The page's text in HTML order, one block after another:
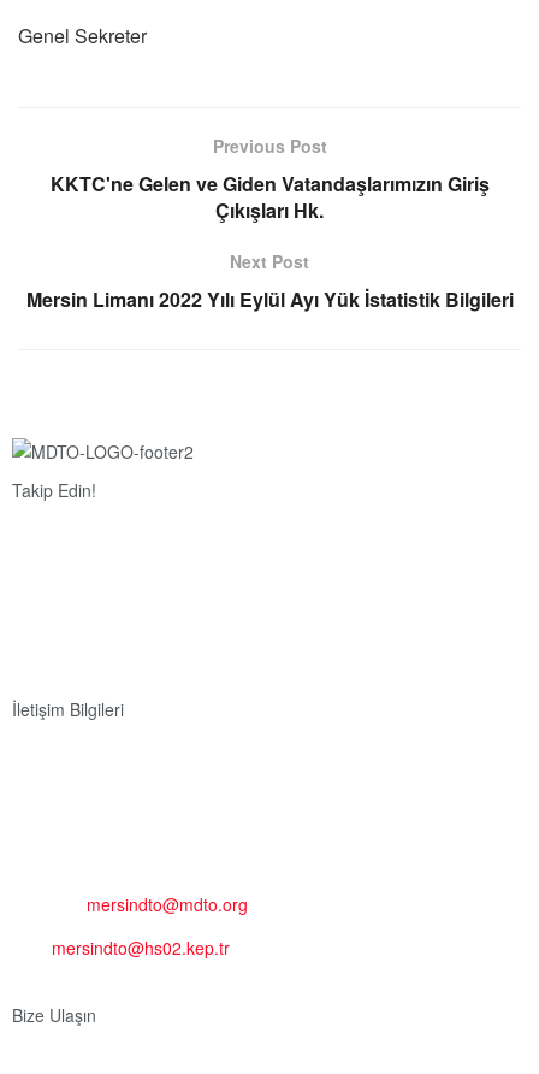
Genel Sekreter
Previous Post
KKTC'ne Gelen ve Giden Vatandaşlarımızın Giriş
Çıkışları Hk.
Next Post
Mersin Limanı 2022 Yılı Eylül Ayı Yük İstatistik Bilgileri
Takip Edin!
İletişim Bilgileri
mersindto@mdto.org
mersindto@hs02.kep.tr
Bize Ulaşın